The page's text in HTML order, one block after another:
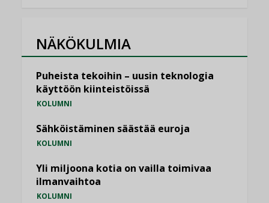
NÄKÖKULMIA
Puheista tekoihin – uusin teknologia
käyttöön kiinteistöissä
KOLUMNI
Sähköistäminen säästää euroja
KOLUMNI
Yli miljoona kotia on vailla toimivaa
ilmanvaihtoa
KOLUMNI